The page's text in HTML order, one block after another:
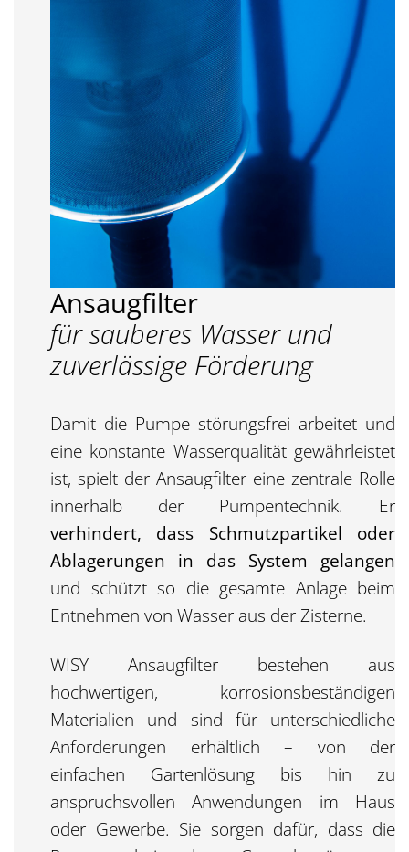
Ansaugfilter
für sauberes Wasser und
zuverlässige Förderung
Damit die Pumpe störungsfrei arbeitet und
eine konstante Wasserqualität gewährleistet
ist, spielt der Ansaugfilter eine zentrale Rolle
innerhalb der Pumpentechnik. Er
verhindert, dass Schmutzpartikel oder
Ablagerungen in das System gelangen
und schützt so die gesamte Anlage beim
Entnehmen von Wasser aus der Zisterne.
WISY Ansaugfilter bestehen aus
hochwertigen, korrosionsbeständigen
Materialien und sind für unterschiedliche
Anforderungen erhältlich – von der
einfachen Gartenlösung bis hin zu
anspruchsvollen Anwendungen im Haus
oder Gewerbe. Sie sorgen dafür, dass die